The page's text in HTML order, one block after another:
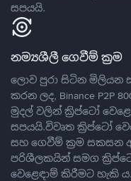
සපයයි.
නම්‍යශීලී ගෙවීම් ක්‍රම
ලොව පුරා සිටින මිලියන
කරන ලද, Binance P2P
මුදල් වලින් ක්‍රිප්ටෝ
සපයයි.විවෘත ක්‍රිප්ටෝ
සහ ගෙවීම් ක්‍රම සකසන
පරිශීලකයින් සමග
වෙළෙඳාම් කිරීමට හැකි ය.